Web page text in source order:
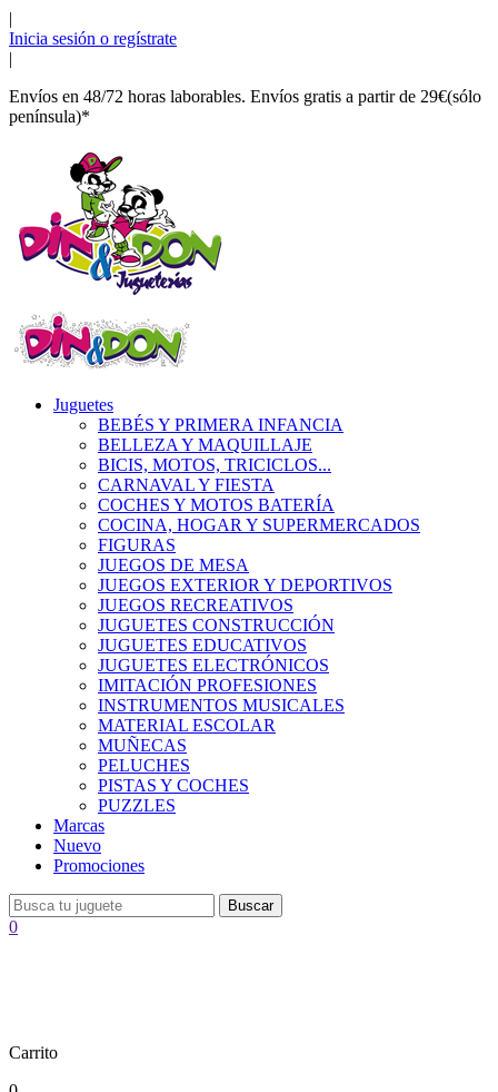
|
Inicia sesión o regístrate
|
Envíos en 48/72 horas laborables. Envíos gratis a partir de 29€(sólo
península)*
Juguetes
BEBÉS Y PRIMERA INFANCIA
BELLEZA Y MAQUILLAJE
BICIS, MOTOS, TRICICLOS...
CARNAVAL Y FIESTA
COCHES Y MOTOS BATERÍA
COCINA, HOGAR Y SUPERMERCADOS
FIGURAS
JUEGOS DE MESA
JUEGOS EXTERIOR Y DEPORTIVOS
JUEGOS RECREATIVOS
JUGUETES CONSTRUCCIÓN
JUGUETES EDUCATIVOS
JUGUETES ELECTRÓNICOS
IMITACIÓN PROFESIONES
INSTRUMENTOS MUSICALES
MATERIAL ESCOLAR
MUÑECAS
PELUCHES
PISTAS Y COCHES
PUZZLES
Marcas
Nuevo
Promociones
Buscar
0
Carrito